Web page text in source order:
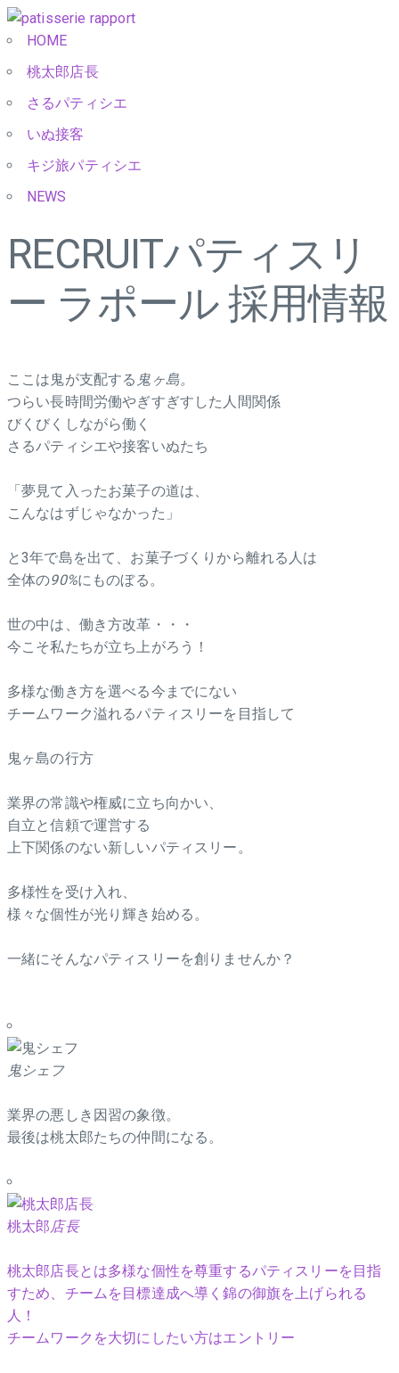
HOME
桃太郎店長
さるパティシエ
いぬ接客
キジ旅パティシエ
NEWS
RECRUITパティスリ
ー ラポール 採用情報
ここは鬼が支配する 鬼ヶ島。
つらい長時間労働やぎすぎすした人間関係
びくびくしながら働く
さるパティシエや接客いぬたち
「夢見て入ったお菓子の道は、
こんなはずじゃなかった」
と3年で島を出て、お菓子づくりから離れる人は
全体の90%にものぼる。
世の中は、働き方改革・・・
今こそ私たちが立ち上がろう！
多様な働き方を選べる今までにない
チームワーク溢れるパティスリーを目指して
鬼ヶ島の行方
業界の常識や権威に立ち向かい、
自立と信頼で運営する
上下関係のない新しいパティスリー。
多様性を受け入れ、
様々な個性が光り輝き始める。
一緒にそんなパティスリーを創りませんか？
鬼シェフ
業界の悪しき因習の象徴。
最後は桃太郎たちの仲間になる。
桃太郎店長
桃太郎店長とは多様な個性を尊重するパティスリーを目指
すため、チームを目標達成へ導く錦の御旗を上げられる
人！
チームワークを大切にしたい方はエントリー